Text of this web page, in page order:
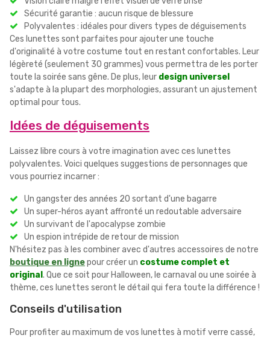
Sécurité garantie : aucun risque de blessure
Polyvalentes : idéales pour divers types de déguisements
Ces lunettes sont parfaites pour ajouter une touche
d'originalité à votre costume tout en restant confortables. Leur
légèreté (seulement 30 grammes) vous permettra de les porter
toute la soirée sans gêne. De plus, leur design universel
s'adapte à la plupart des morphologies, assurant un ajustement
optimal pour tous.
Idées de déguisements
Laissez libre cours à votre imagination avec ces lunettes
polyvalentes. Voici quelques suggestions de personnages que
vous pourriez incarner :
Un gangster des années 20 sortant d'une bagarre
Un super-héros ayant affronté un redoutable adversaire
Un survivant de l'apocalypse zombie
Un espion intrépide de retour de mission
N'hésitez pas à les combiner avec d'autres accessoires de notre
boutique en lignepour créer un costume complet et
original . Que ce soit pour Halloween, le carnaval ou une soirée à
thème, ces lunettes seront le détail qui fera toute la différence !
Conseils d'utilisation
Pour profiter au maximum de vos lunettes à motif verre cassé,